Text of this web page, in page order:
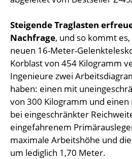
Steigende Traglasten
Nachfrage, und so kommt
neuen 16-Meter-
Korblast von 454 Kilogramm
Ingenieure zwei
haben: einen mit
von 300 Kilogramm und
bei eingeschränkter
eingefahrenem
maximale Arbeitshöhe und
um lediglich 1,70 Meter.